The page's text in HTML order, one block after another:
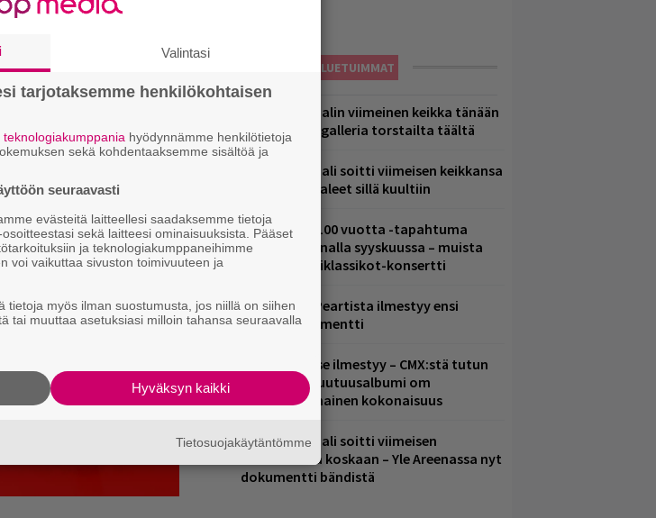
LUETUIMMAT
Eppu Normaalin viimeinen keikka tänään
– katso kuvagalleria torstailta täältä
Eppu Normaali soitti viimeisen keikkansa
– nämä kappaleet sillä kuultiin
Valtava Yle 100 vuotta -tapahtuma
Veikkaus Arenalla syyskuussa – muista
myös metalliklassikot-konsertti
Rushin Neil Peartista ilmestyy ensi
kuussa dokumentti
Huomenna se ilmestyy – CMX:stä tutun
A.W. Yrjänän uutuusalbumi om
mammuttimainen kokonaisuus
Eppu Normaali soitti viimeisen
konserttinsa koskaan – Yle Areenassa nyt
dokumentti bändistä
Valintasi
tarjotaksemme henkilökohtaisen
teknologiakumppania hyödynnämme henkilötietoja
sekä kohdentaaksemme sisältöä ja
seuraavasti
evästeitä laitteellesi saadaksemme tietoja
sekä laitteesi ominaisuuksista. Pääset
ja teknologiakumppaneihimme
voi vaikuttaa sivuston toimivuuteen ja
tietoja myös ilman suostumusta, jos niillä on siihen
tai muuttaa asetuksiasi milloin tahansa seuraavalla
Hyväksyn kaikki
Tietosuojakäytäntömme